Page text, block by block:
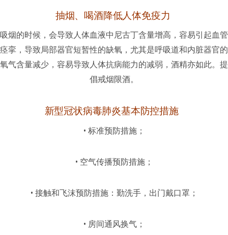
抽烟、喝酒降低人体免疫力
吸烟的时候，会导致人体血液中尼古丁含量增高，容易引起血管
痉挛，导致局部器官短暂性的缺氧，尤其是呼吸道和内脏器官的
氧气含量减少，容易导致人体抗病能力的减弱，酒精亦如此。提
倡戒烟限酒。
新型冠状病毒肺炎基本防控措施
• 标准预防措施；
• 空气传播预防措施；
• 接触和飞沫预防措施：勤洗手，出门戴口罩；
• 房间通风换气；